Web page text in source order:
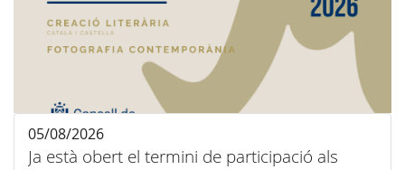
Ja està obert el termini de participació als
05/08/2026